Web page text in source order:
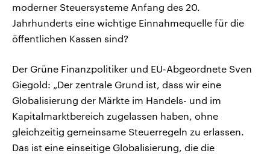
moderner Steuersysteme Anfang des 20.
Jahrhunderts eine wichtige Einnahmequelle für die
öffentlichen Kassen sind?
Der Grüne Finanzpolitiker und EU-Abgeordnete Sven
Giegold: „Der zentrale Grund ist, dass wir eine
Globalisierung der Märkte im Handels- und im
Kapitalmarktbereich zugelassen haben, ohne
gleichzeitig gemeinsame Steuerregeln zu erlassen.
Das ist eine einseitige Globalisierung, die die